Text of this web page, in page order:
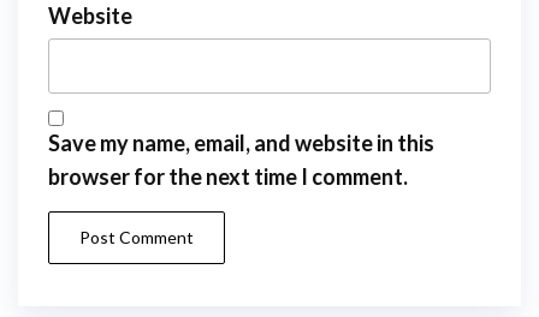
Website
Save my name, email, and website in this
browser for the next time I comment.